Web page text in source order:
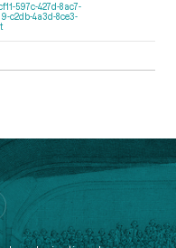
597c-427d-8ac7-
c2db-4a3d-8ce3-